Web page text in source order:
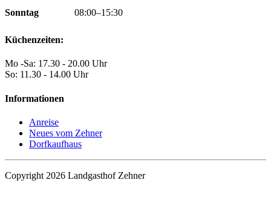
Sonntag
08:00–15:30
Küchenzeiten:
Mo -Sa: 17.30 - 20.00 Uhr
So: 11.30 - 14.00 Uhr
Informationen
Anreise
Neues vom Zehner
Dorfkaufhaus
Copyright 2026 Landgasthof Zehner